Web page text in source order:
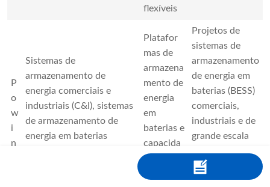
flexíveis
P
o
w
i
n
Sistemas de
armazenamento de
energia comerciais e
industriais (C&I), sistemas
de armazenamento de
energia em baterias
Platafor
mas de
armazena
mento de
energia
em
baterias e
capacida
de de
Projetos de
sistemas de
armazenamento
de energia em
baterias (BESS)
comerciais,
industriais e de
grande escala
concessionárias
de serviços